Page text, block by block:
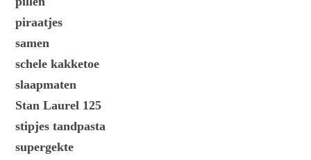
piraatjes
samen
schele kakketoe
slaapmaten
Stan Laurel 125
stipjes tandpasta
supergekte